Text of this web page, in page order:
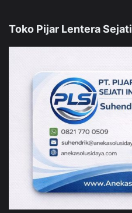
Toko Pijar Lentera Sejati